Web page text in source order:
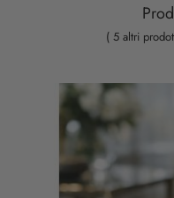
( 5 altri